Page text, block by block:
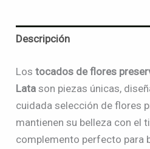
Descripción
Lostocados de flores
Lata son piezas únicas,
cuidada selección de flores
mantienen su belleza con el
complemento perfecto para